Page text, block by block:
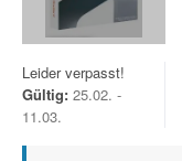
Leider verpasst!
Gültig: 25.02. -
11.03.